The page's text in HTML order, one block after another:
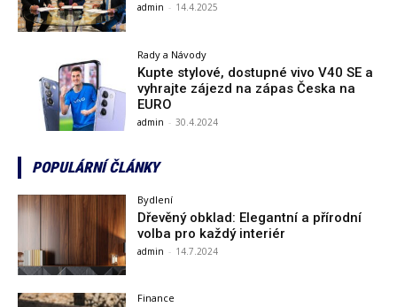
admin - 14.4.2025
Rady a Návody
Kupte stylové, dostupné vivo V40 SE a
vyhrajte zájezd na zápas Česka na
EURO
admin - 30.4.2024
POPULÁRNÍ ČLÁNKY
Bydlení
Dřevěný obklad: Elegantní a přírodní
volba pro každý interiér
admin - 14.7.2024
Finance